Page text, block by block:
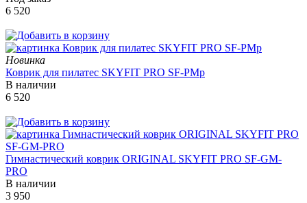
6 520
Новинка
Коврик для пилатес SKYFIT PRO SF-PMp
В наличии
6 520
Гимнастический коврик ORIGINAL SKYFIT PRO SF-GM-
PRO
В наличии
3 950